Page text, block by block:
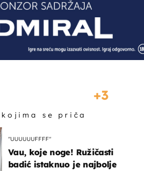
3
se priča
"UUUUUUFFFF"
Vau, koje noge! Ružičasti
badić istaknuo je najbolje